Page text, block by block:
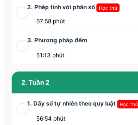
2. Phép tính với phân số Học thử
67:58 phút
3. Phương pháp đếm
51:13 phút
2. Tuần 2
1. Dãy số tự nhiên theo quy luật Học thử
56:54 phút